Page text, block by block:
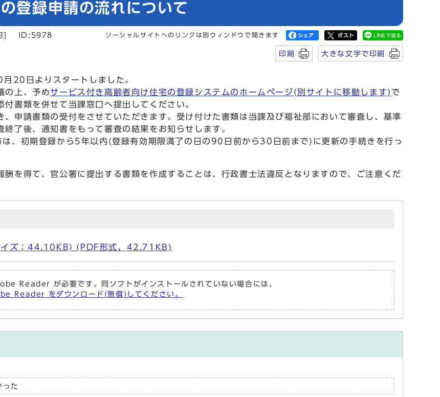
登録申請の流れについて
] ID:5978 ソーシャルサイトへのリンクは別ウィンドウで開きます
印刷 大きな文字で印刷
20日よりスタートしました。
の上、予めサービス付き高齢者向け住宅の登録システムのホームページ(別サイトに移動します) で
書類を併せて当課窓口へ提出してください。
申請書類の受付をさせていただきます。受け付けた書類は当課及び福祉部において審査し、基準
了後、通知書をもって審査の結果をお知らせします。
、初期登録から5年以内(登録有効期限満了の日の90日前から30日前まで)に更新の手続きを行っ
を得て、官公署に提出する書類を作成することは、行政書士法違反となりますので、ご注意くだ
イズ：44.10KB) (PDF形式、42.71KB)
Reader が必要です。同ソフトがインストールされていない場合には、
Reader をダウンロード(無償)してください。
った